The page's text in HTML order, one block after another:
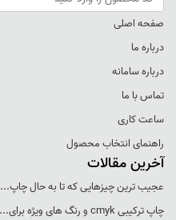
صفحه اصلی
درباره ما
درباره سامانه
تماس با ما
ساعت کاری
راهنمای انتخاب محصول
آخرین مقالات
عجيب ترين چيزهايی که تا به حال چاپ...
چاپ ترکيبی cmyk و رنگ های ويژه برای...